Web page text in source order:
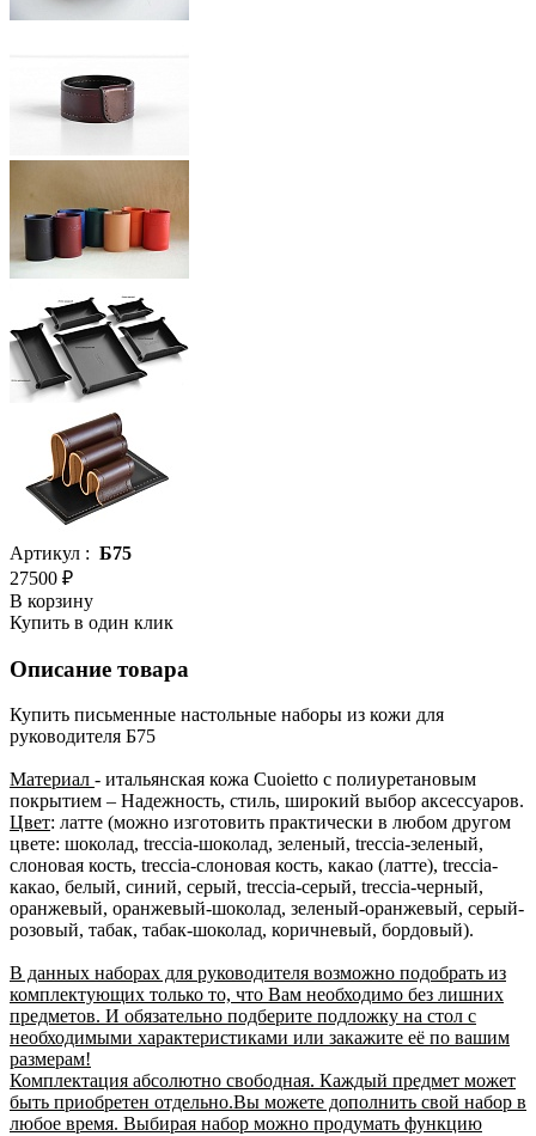
Артикул : Б75
27500 ₽
В корзину
Купить в один клик
Описание товара
Купить письменные настольные наборы из кожи для
руководителя Б75
Материал - итальянская кожа Cuoietto с полиуретановым
покрытием – Надежность, стиль, широкий выбор аксессуаров.
Цвет: латте (можно изготовить практически в любом другом
цвете: шоколад, treccia-шоколад, зеленый, treccia-зеленый,
слоновая кость, treccia-слоновая кость, какао (латте), treccia-
какао, белый, синий, серый, treccia-серый, treccia-черный,
оранжевый, оранжевый-шоколад, зеленый-оранжевый, серый-
розовый, табак, табак-шоколад, коричневый, бордовый).
В данных наборах для руководителя возможно подобрать из
комплектующих только то, что Вам необходимо без лишних
предметов. И обязательно подберите подложку на стол с
необходимыми характеристиками или закажите её по вашим
размерам!
Комплектация абсолютно свободная. Каждый предмет может
быть приобретен отдельно.Вы можете дополнить свой набор в
любое время. Выбирая набор можно продумать функцию